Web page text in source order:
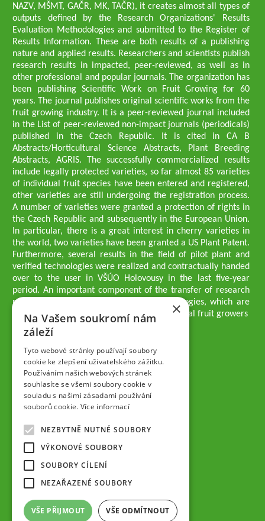
NAZV, MŠMT, GAČR, MK, TAČR), it creates almost all types of
outputs defined by the Research Organizations' Results
Evaluation Methodologies and submitted to the Register of
Results Information. These are both results of a publishing
nature and applied results. Researchers and scientists publish
research results in impacted, peer-reviewed, as well as in
other professional and popular journals. The organization has
been publishing Scientific Work on Fruit Growing for 60
years. The journal publishes original scientific works from the
fruit growing industry. It is a peer-reviewed journal included
in the List of peer-reviewed non-impact journals (periodicals)
published in the Czech Republic. It is cited in CA B
Abstracts/Horticultural Science Abstracts, Plant Breeding
Abstracts, AGRIS. The successfully commercialized results
include legally protected varieties, so far almost 85 varieties
of individual fruit species have been entered and registered,
other varieties are still undergoing the registration process.
A number of varieties were granted a protection of rights in
the Czech Republic and subsequently in the European Union.
In particular, there is a great interest in cherry varieties in
the world, two varieties have been granted a US Plant Patent.
Furthermore, several results in the field of pilot plant and
verified technologies were realized and contractually handed
over to the user in VŠÚO Holovousy in the last five-year
period. An important component of the transfer of research
results into practice are growing methodologies, which are
passed on to users - professionals - professional fruit growers
Company executives
Ing. Tomáš Zmeškal
Ing. Jaroslav Vácha
Companions
Ing. Jan Blažek, CS c.
Ing. Josef Kosina, CS c.
Ing. Václav Ludvík
Jaroslav Muška
Ing. Radoslav Potůček
SEMPRA PRAHA a.s.
Company Supervisory Board
Ing. Josef Kosina
Mgr. Vladimír Samek
Mgr. Hana Vránová
×
Na Vašem soukromí nám
záleží
Tyto webové stránky používají soubory
cookie ke zlepšení uživatelského zážitku.
Používáním našich webových stránek
souhlasíte se všemi soubory cookie v
souladu s našimi zásadami používání
souborů cookie. Více informací
NEZBYTNĚ NUTNÉ SOUBORY
VÝKONOVÉ SOUBORY
SOUBORY CÍLENÍ
NEZAŘAZENÉ SOUBORY
VŠE PŘIJMOUT VŠE ODMÍTNOUT